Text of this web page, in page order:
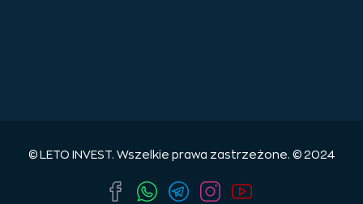
© LETO INVEST. Wszelkie prawa zastrzeżone. © 2024